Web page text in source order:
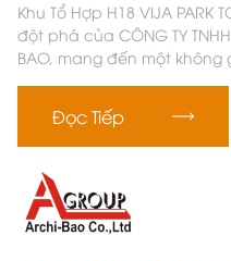
Khu Tổ Hợp H18 VIJA
đột phá của CÔNG TY TNHH
BAO, mang đến một
Đọc Tiếp